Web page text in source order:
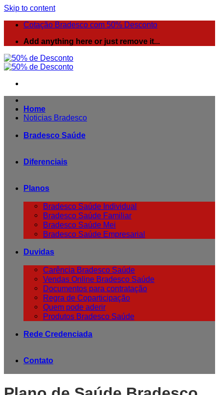
Skip to content
Cotação Bradesco com 50% Desconto
Add anything here or just remove it...
Noticias Bradesco
Home
Bradesco Saúde
Diferenciais
Planos
Bradesco Saúde Individual
Bradesco Saúde Familiar
Bradesco Saúde Mei
Bradesco Saúde Empresarial
Duvidas
Carência Bradesco Saúde
Vendas Online Bradesco Saúde
Documentos para contratação
Regra de Coparticipação
Quem pode aderir
Produtos Bradesco Saúde
Rede Credenciada
Contato